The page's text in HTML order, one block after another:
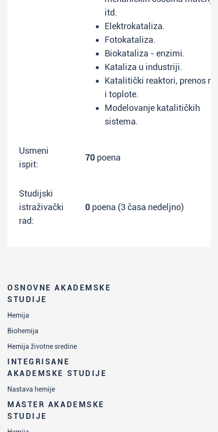
OSNOVNE AKADEMSKE
STUDIJE
Hemija
Biohemija
Hemija životne sredine
INTEGRISANE
AKADEMSKE STUDIJE
Nastava hemije
MASTER AKADEMSKE
STUDIJE
itd.
Elektrokataliza.
Fotokataliza.
Biokataliza - enzimi.
Kataliza u industriji.
Katalitički reaktori, prenos
i toplote.
Modelovanje katalitičkih
sistema.
Usmeni
ispit:
70 poena
Studijski
istraživački
rad:
0 poena (3 časa nedeljno)